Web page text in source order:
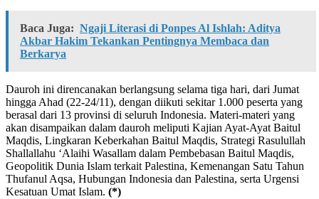
Baca Juga: Ngaji Literasi di Ponpes Al Ishlah: Aditya
Akbar Hakim Tekankan Pentingnya Membaca dan
Berkarya
Dauroh ini direncanakan berlangsung selama tiga hari, dari Jumat
hingga Ahad (22-24/11), dengan diikuti sekitar 1.000 peserta yang
berasal dari 13 provinsi di seluruh Indonesia. Materi-materi yang
akan disampaikan dalam dauroh meliputi Kajian Ayat-Ayat Baitul
Maqdis, Lingkaran Keberkahan Baitul Maqdis, Strategi Rasulullah
Shallallahu ‘Alaihi Wasallam dalam Pembebasan Baitul Maqdis,
Geopolitik Dunia Islam terkait Palestina, Kemenangan Satu Tahun
Thufanul Aqsa, Hubungan Indonesia dan Palestina, serta Urgensi
Kesatuan Umat Islam. (*)